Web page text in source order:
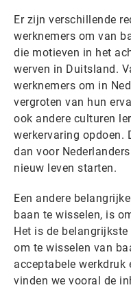
Er zijn verschillende
werknemers om van
die motieven in het
werven in Duitsland.
werknemers om in
vergroten van hun
ook andere culturen
werkervaring opdoen.
dan voor
nieuw leven starten.
Een andere
baan te wisselen, is
Het is de
om te wisselen van
acceptabele werkdruk
vinden we vooral de